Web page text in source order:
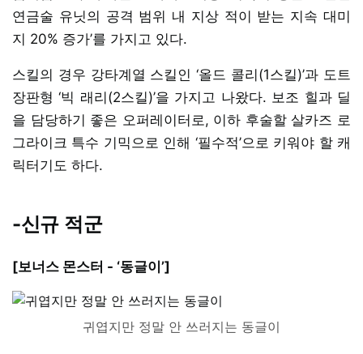
연금술 유닛의 공격 범위 내 지상 적이 받는 지속 대미
지 20% 증가’를 가지고 있다.
스킬의 경우 강타계열 스킬인 ‘올드 콜리(1스킬)’과 도트
장판형 ‘빅 래리(2스킬)’을 가지고 나왔다. 보조 힐과 딜
을 담당하기 좋은 오퍼레이터로, 이하 후술할 살카즈 로
그라이크 특수 기믹으로 인해 ‘필수적’으로 키워야 할 캐
릭터기도 하다.
-신규 적군
[보너스 몬스터 - ‘동글이’]
귀엽지만 정말 안 쓰러지는 동글이